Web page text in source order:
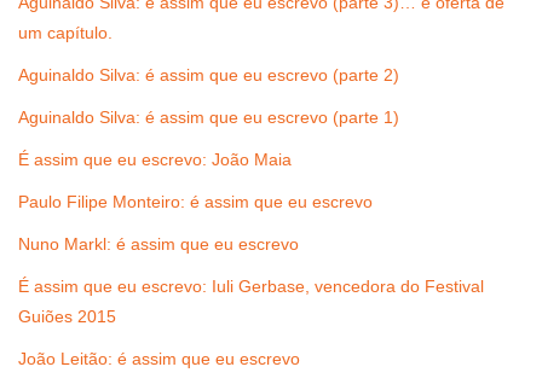
um capítulo.
Aguinaldo Silva: é assim que eu escrevo (parte 2)
Aguinaldo Silva: é assim que eu escrevo (parte 1)
É assim que eu escrevo: João Maia
Paulo Filipe Monteiro: é assim que eu escrevo
Nuno Markl: é assim que eu escrevo
É assim que eu escrevo: Iuli Gerbase, vencedora do Festival
Guiões 2015
João Leitão: é assim que eu escrevo